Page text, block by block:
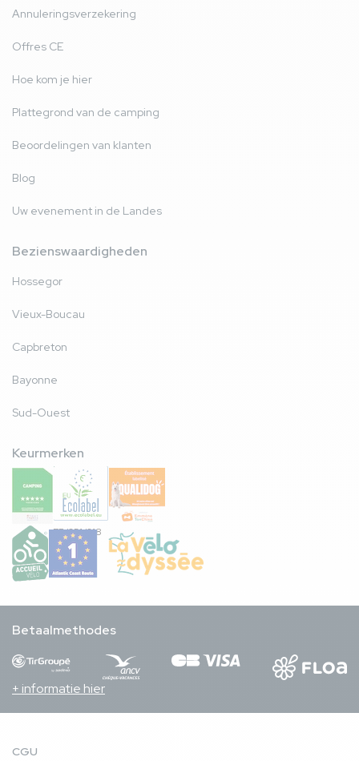
Annuleringsverzekering
Offres CE
Hoe kom je hier
Plattegrond van de camping
Beoordelingen van klanten
Blog
Uw evenement in de Landes
Bezienswaardigheden
Hossegor
Vieux-Boucau
Capbreton
Bayonne
Sud-Ouest
Keurmerken
FR/051/018
Betaalmethodes
+ informatie hier
CGU